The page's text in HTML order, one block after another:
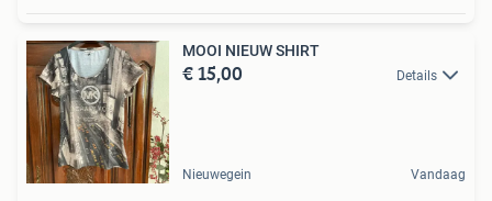
MOOI NIEUW SHIRT
€ 15,00 Details
Nieuwegein Vandaag